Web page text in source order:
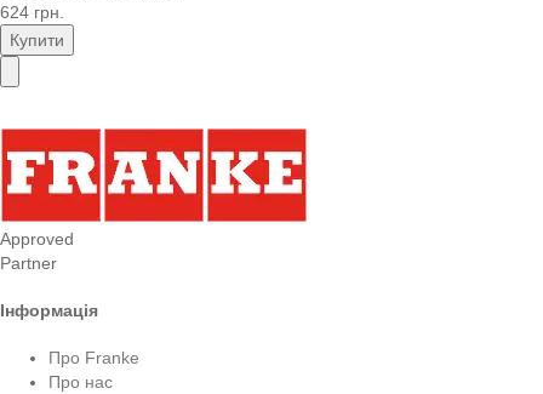
624 грн.
Купити
Approved
Partner
Інформація
Про Franke
Про нас